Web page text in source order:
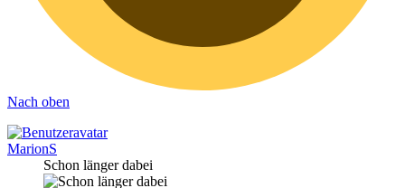
Nach oben
MarionS
Schon länger dabei